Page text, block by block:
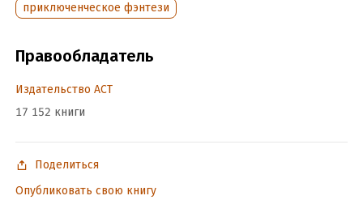
приключенческое фэнтези
Правообладатель
Издательство АСТ
17 152 книги
Поделиться
Опубликовать свою книгу